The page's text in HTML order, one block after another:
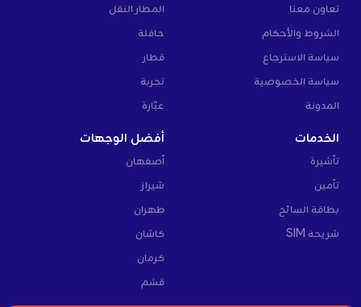
تعاون معنا
الشروط والأحكام
سياسة الاسترجاع
سياسة الخصوصية
المدونة
المطار النقل
حافلة
قطار
تجربة
عبّارة
الخدمات
تأشيرة
تأمين
بطاقة السائح
شريحة SIM
أفضل الوجهات
أصفهان
شيراز
طهران
كاشان
كرمان
قشم